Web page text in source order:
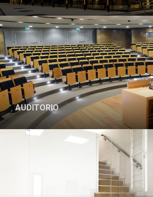
AUDITORIO